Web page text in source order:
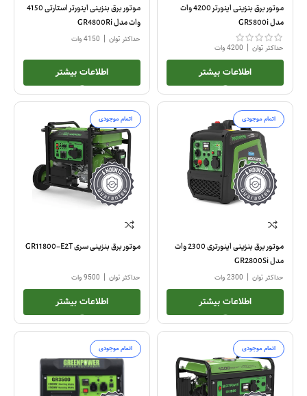
موتور برق بنزینی اینورتر 4200 وات
مدل GR5800i
حداکثر توان | 4200 وات
اطلاعات بیشتر
موتور برق بنزینی اینورتر استارتی 4150
وات مدل GR4800Ri
حداکثر توان | 4150 وات
اطلاعات بیشتر
اتمام موجودی
موتور برق بنزینی اینورتری 2300 وات
مدل GR2800Si
حداکثر توان | 2300 وات
اطلاعات بیشتر
اتمام موجودی
موتور برق بنزینی سری GR11800-E2T
حداکثر توان | 9500 وات
اطلاعات بیشتر
اتمام موجودی اتمام موجودی